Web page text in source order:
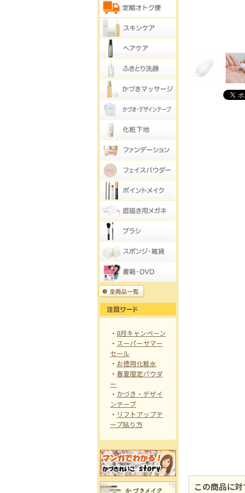
・ 8月キャンペーン
・ スーパーサマー
セール
・ お徳用化粧水
・ 春夏限定パウダ
ー
・ かづき・デザイ
ンテープ
・ リフトアップテ
ープ貼り方
この商品に